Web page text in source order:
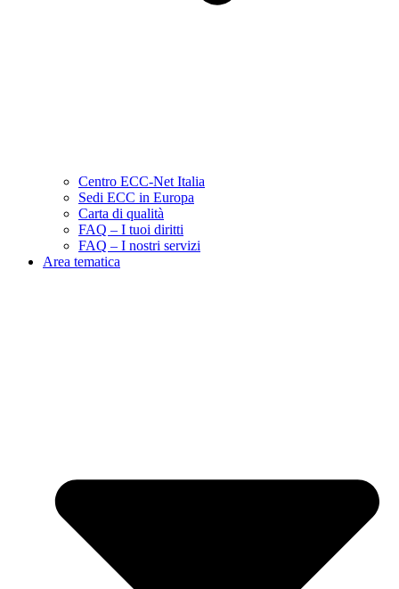
Centro ECC-Net Italia
Sedi ECC in Europa
Carta di qualità
FAQ – I tuoi diritti
FAQ – I nostri servizi
Area tematica